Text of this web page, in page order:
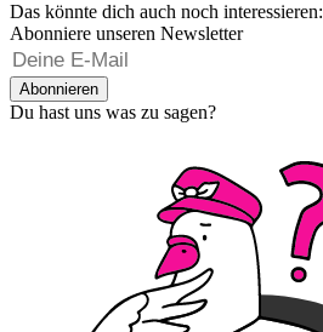
Das könnte dich auch noch interessieren:
Abonniere unseren Newsletter
Abonnieren
Du hast uns was zu sagen?